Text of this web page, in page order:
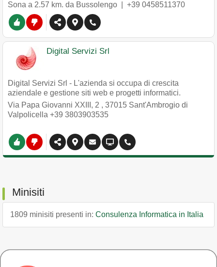
Sona a 2.57 km. da Bussolengo | +39 0458511370
Digital Servizi Srl
Digital Servizi Srl - L'azienda si occupa di crescita
aziendale e gestione siti web e progetti informatici.
Via Papa Giovanni XXIII, 2 , 37015 Sant'Ambrogio di
Valpolicella +39 3803903535
Minisiti
1809 minisiti presenti in: Consulenza Informatica in Italia